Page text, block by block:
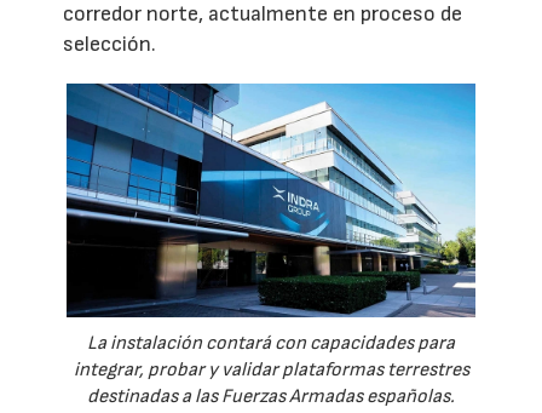
corredor norte, actualmente en proceso de
selección.
La instalación contará con capacidades para
integrar, probar y validar plataformas terrestres
destinadas a las Fuerzas Armadas españolas.